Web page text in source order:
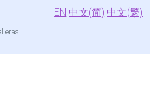
eras
EN 中文(简) 中文(繁)